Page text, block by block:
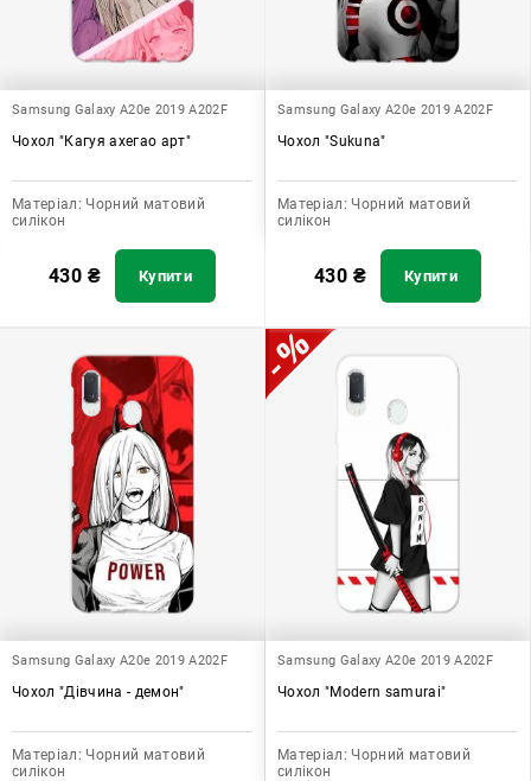
Samsung Galaxy A20e 2019 A202F
Чохол "Кагуя ахегао арт"
Матеріал: Чорний матовий
силікон
430 ₴ Купити
Samsung Galaxy A20e 2019 A202F
Чохол "Sukuna"
Матеріал: Чорний матовий
силікон
430 ₴ Купити
Samsung Galaxy A20e 2019 A202F
Чохол "Дівчина - демон"
Матеріал: Чорний матовий
силікон
Samsung Galaxy A20e 2019 A202F
Чохол "Modern samurai"
Матеріал: Чорний матовий
силікон